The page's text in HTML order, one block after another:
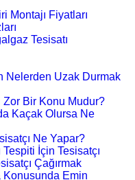
Montajı Fiyatları
Tesisatı
Nelerden Uzak Durmak
Zor Bir Konu Mudur?
Kaçak Olursa Ne
Ne Yapar?
İçin Tesisatçı
Çağırmak
Konusunda Emin